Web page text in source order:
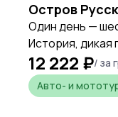
Остров
Один день —
История, дикая
моря и пианино
12 222 ₽/ за
Авто- и